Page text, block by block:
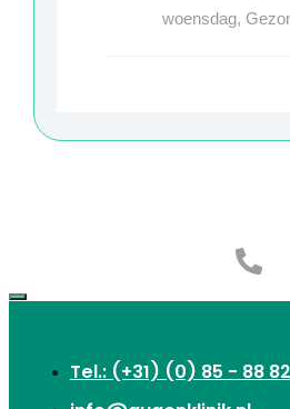
woensdag,
Tel.: (+31) (0) 85 - 88